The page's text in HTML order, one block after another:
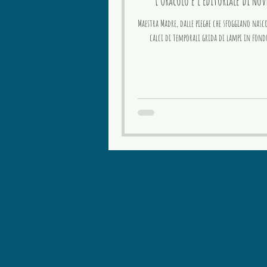
Maestra Madre, dalle pieghe che sfoggiano
calci di temporali grida di lampi in